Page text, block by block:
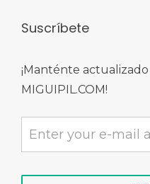
Suscríbete
¡Manténte
MIGUIPIL.COM!